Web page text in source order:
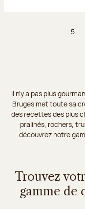
... Page
5
Il n’y a pas plus
Bruges met toute sa
des recettes des plus
pralinés, rochers,
découvrez notre
Trouvez
gamme de